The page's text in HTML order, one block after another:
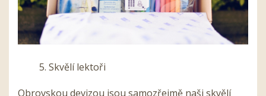
5. Skvělí lektoři
Obrovskou devizou jsou samozřejmě naši skvělí